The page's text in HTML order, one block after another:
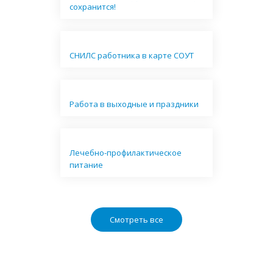
сохранится!
СНИЛС работника в карте СОУТ
Работа в выходные и праздники
Лечебно-профилактическое
питание
Смотреть все